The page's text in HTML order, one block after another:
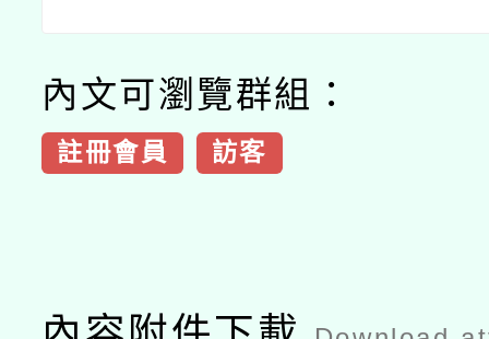
內文可瀏覽群組：
註冊會員 訪客